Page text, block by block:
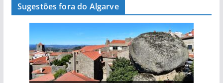
Sugestões fora do Algarve